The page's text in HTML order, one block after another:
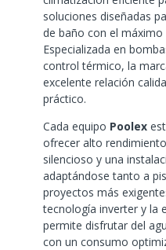
soluciones diseñadas
de baño con el
Especializada en
control térmico, la
excelente relación
práctico.
Cada equipo Poolex
ofrecer alto
silencioso y una
adaptándose tanto a
proyectos más
tecnología inverter y la
permite disfrutar del
con un consumo